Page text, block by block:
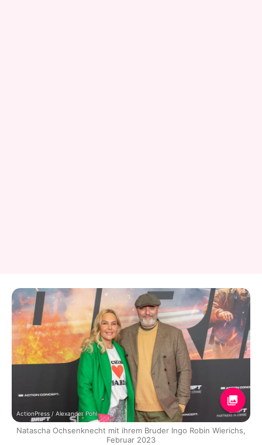
ActionPress / Alexander Pohl
Natascha Ochsenknecht mit ihrem Bruder Ingo Robin Wierichs,
Februar 2023